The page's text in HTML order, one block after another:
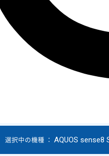
選択中の機種 ： AQUOS sense8